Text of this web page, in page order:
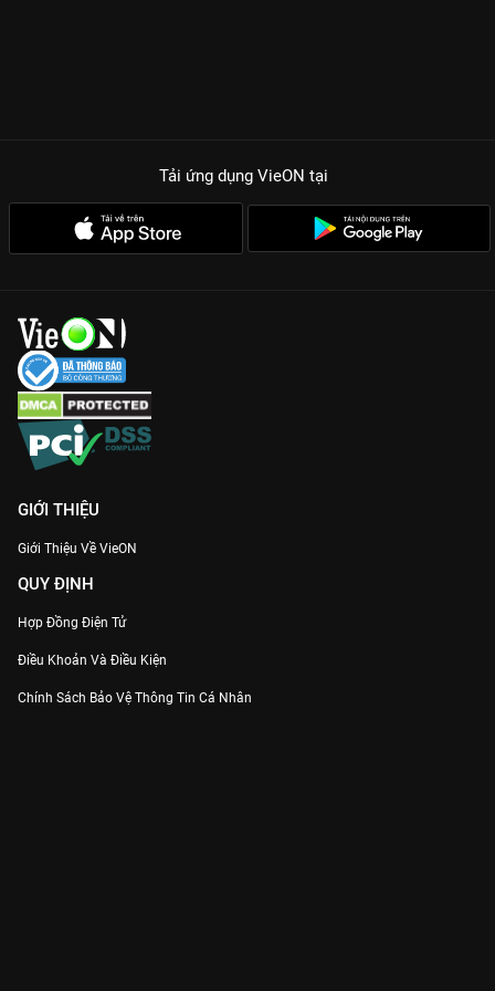
Tải ứng dụng VieON tại
GIỚI THIỆU
Giới Thiệu Về VieON
QUY ĐỊNH
Hợp Đồng Điện Tử
Điều Khoản Và Điều Kiện
Chính Sách Bảo Vệ Thông Tin Cá Nhân